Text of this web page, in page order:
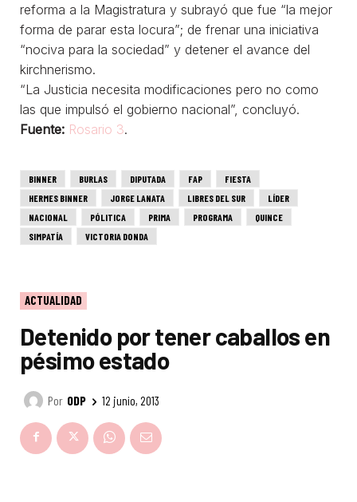
reforma a la Magistratura y subrayó que fue “la mejor
forma de parar esta locura”; de frenar una iniciativa
“nociva para la sociedad” y detener el avance del
kirchnerismo.
“La Justicia necesita modificaciones pero no como
las que impulsó el gobierno nacional”, concluyó.
Fuente: Rosario 3.
BINNER BURLAS DIPUTADA FAP
FIESTA
HERMES BINNER
JORGE LANATA LIBRES DEL SUR
LÍDER
NACIONAL
PÓLITICA PRIMA PROGRAMA
QUINCE
SIMPATÍA
VICTORIA DONDA